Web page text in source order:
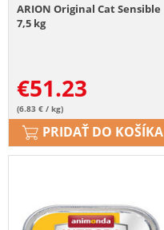
ARION Original Cat Sensible
7,5 kg
€51.23
(6.83 € / kg)
PRIDAŤ DO KOŠÍKA